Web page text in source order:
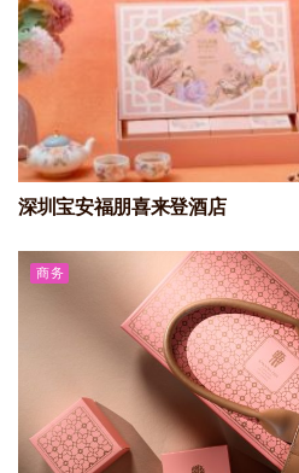
深圳宝安福朋喜来登酒店
商务